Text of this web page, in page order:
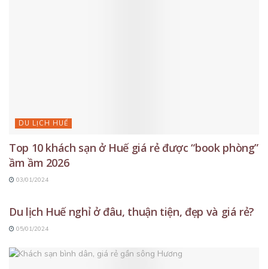
DU LỊCH HUẾ
Top 10 khách sạn ở Huế giá rẻ được “book phòng”
ầm ầm 2026
03/01/2024
Du lịch Huế nghỉ ở đâu, thuận tiện, đẹp và giá rẻ?
05/01/2024